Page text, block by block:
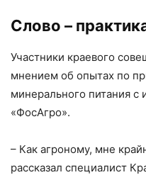
Слово –
Участники краевого
мнением об опытах по
минерального питания с
«ФосАгро».
– Как агроному, мне
рассказал специалист